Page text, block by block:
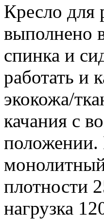
Кресло
выполнено
спинка и
работать и
экокожа/
качания с
положении.
плотности
нагрузка